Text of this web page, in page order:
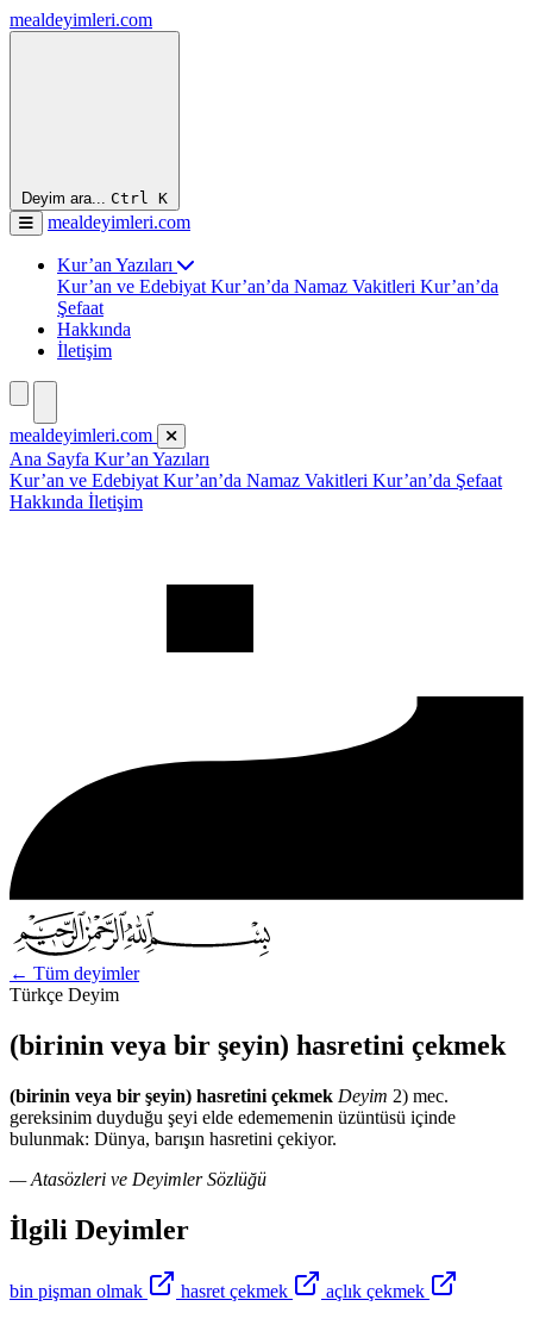
mealdeyimleri.com
Deyim ara... Ctrl K
mealdeyimleri.com
Kur’an Yazıları
Kur’an ve Edebiyat Kur’an’da Namaz Vakitleri Kur’an’da
Şefaat
Hakkında
İletişim
mealdeyimleri.com
Ana Sayfa Kur’an Yazıları
Kur’an ve Edebiyat Kur’an’da Namaz Vakitleri Kur’an’da Şefaat
Hakkında İletişim
← Tüm deyimler
Türkçe Deyim
(birinin veya bir şeyin) hasretini çekmek
(birinin veya bir şeyin) hasretini çekmek Deyim 2) mec.
gereksinim duyduğu şeyi elde edememenin üzüntüsü içinde
bulunmak: Dünya, barışın hasretini çekiyor.
— Atasözleri ve Deyimler Sözlüğü
İlgili Deyimler
bin pişman olmak hasret çekmek açlık çekmek